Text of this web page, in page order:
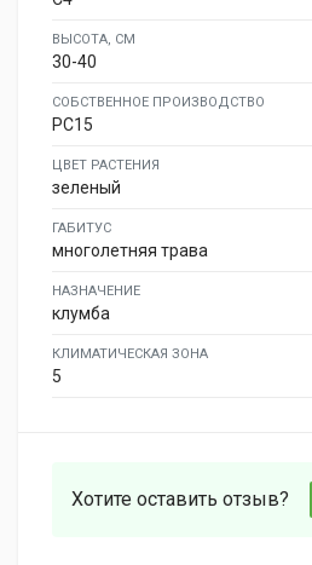
ВЫСОТА, СМ
30-40
СОБСТВЕННОЕ ПРОИЗВОДСТВО
PC15
ЦВЕТ РАСТЕНИЯ
зеленый
ГАБИТУС
многолетняя трава
НАЗНАЧЕНИЕ
клумба
КЛИМАТИЧЕСКАЯ ЗОНА
5
Хотите оставить отзыв?